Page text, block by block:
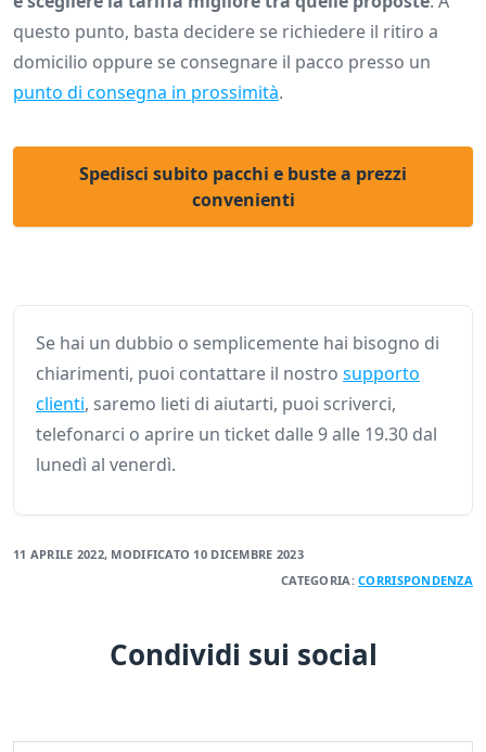
questo punto, basta decidere se richiedere il ritiro a
domicilio oppure se consegnare il pacco presso un
punto di consegna in prossimità.
Spedisci subito pacchi e buste a prezzi
convenienti
Se hai un dubbio o semplicemente hai bisogno di
chiarimenti, puoi contattare il nostro supporto
clienti, saremo lieti di aiutarti, puoi scriverci,
telefonarci o aprire un ticket dalle 9 alle 19.30 dal
lunedì al venerdì.
11 APRILE 2022, MODIFICATO 10 DICEMBRE 2023
CATEGORIA:CORRISPONDENZA
Condividi sui social